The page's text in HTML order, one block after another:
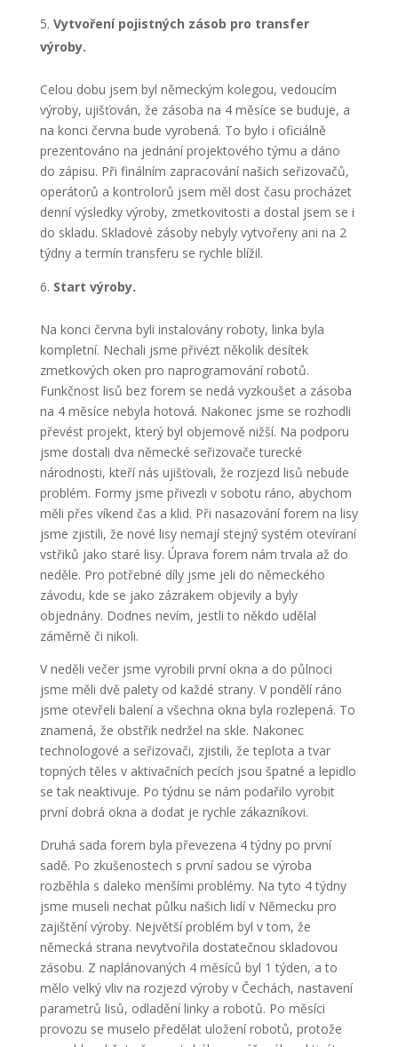
Vytvoření pojistných zásob pro transfer
výroby.
Celou dobu jsem byl německým kolegou, vedoucím
výroby, ujišťován, že zásoba na 4 měsíce se buduje, a
na konci června bude vyrobená. To bylo i oficiálně
prezentováno na jednání projektového týmu a dáno
do zápisu. Při finálním zapracování našich seřizovačů,
operátorů a kontrolorů jsem měl dost času procházet
denní výsledky výroby, zmetkovitosti a dostal jsem se i
do skladu. Skladové zásoby nebyly vytvořeny ani na 2
týdny a termín transferu se rychle blížil.
Start výroby.
Na konci června byli instalovány roboty, linka byla
kompletní. Nechali jsme přivézt několik desítek
zmetkových oken pro naprogramování robotů.
Funkčnost lisů bez forem se nedá vyzkoušet a zásoba
na 4 měsíce nebyla hotová. Nakonec jsme se rozhodli
převést projekt, který byl objemově nižší. Na podporu
jsme dostali dva německé seřizovače turecké
národnosti, kteří nás ujišťovali, že rozjezd lisů nebude
problém. Formy jsme přivezli v sobotu ráno, abychom
měli přes víkend čas a klid. Při nasazování forem na lisy
jsme zjistili, že nové lisy nemají stejný systém otevíraní
vstřiků jako staré lisy. Úprava forem nám trvala až do
neděle. Pro potřebné díly jsme jeli do německého
závodu, kde se jako zázrakem objevily a byly
objednány. Dodnes nevím, jestli to někdo udělal
záměrně či nikoli.
V neděli večer jsme vyrobili první okna a do půlnoci
jsme měli dvě palety od každé strany. V pondělí ráno
jsme otevřeli balení a všechna okna byla rozlepená. To
znamená, že obstřik nedržel na skle. Nakonec
technologové a seřizovači, zjistili, že teplota a tvar
topných těles v aktivačních pecích jsou špatné a lepidlo
se tak neaktivuje. Po týdnu se nám podařilo vyrobit
první dobrá okna a dodat je rychle zákazníkovi.
Druhá sada forem byla převezena 4 týdny po první
sadě. Po zkušenostech s první sadou se výroba
rozběhla s daleko menšími problémy. Na tyto 4 týdny
jsme museli nechat půlku našich lidí v Německu pro
zajištění výroby. Největší problém byl v tom, že
německá strana nevytvořila dostatečnou skladovou
zásobu. Z naplánovaných 4 měsíců byl 1 týden, a to
mělo velký vliv na rozjezd výroby v Čechách, nastavení
parametrů lisů, odladění linky a robotů. Po měsíci
provozu se muselo předělat uložení robotů, protože